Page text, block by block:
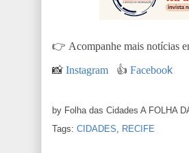
👉 Acompanhe mais notícias
📸 Instagram 👍 Facebook
by Folha das Cidades A FOLHA
Tags: CIDADES, RECIFE